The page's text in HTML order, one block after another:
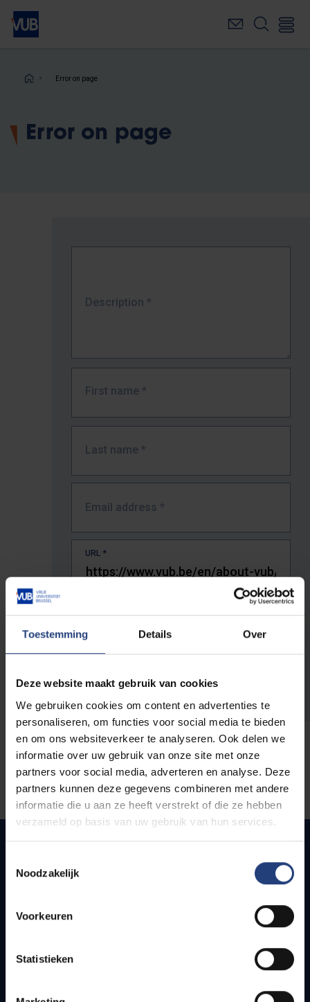
Toestemming Details Over
Deze website maakt gebruik van cookies
We gebruiken cookies om content en advertenties te
personaliseren, om functies voor social media te bieden
en om ons websiteverkeer te analyseren. Ook delen we
informatie over uw gebruik van onze site met onze
partners voor social media, adverteren en analyse. Deze
partners kunnen deze gegevens combineren met andere
informatie die u aan ze heeft verstrekt of die ze hebben
verzameld op basis van uw gebruik van hun services.
Noodzakelijk
Voorkeuren
Statistieken
Skip
main
Breadcrumb
Error on page
Error on page
Description *
First name *
Last name *
Email address *
URL *
The full URL of the page where you encountered the error.
Quick links
How to get to the VUB campuses